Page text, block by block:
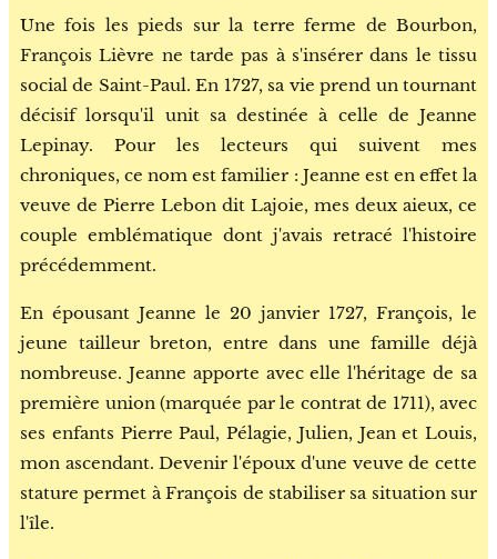
Une fois les pieds sur la terre ferme de Bourbon,
François Lièvre ne tarde pas à s'insérer dans le tissu
social de Saint-Paul. En 1727, sa vie prend un tournant
décisif lorsqu'il unit sa destinée à celle de Jeanne
Lepinay. Pour les lecteurs qui suivent mes
chroniques, ce nom est familier : Jeanne est en effet la
veuve de Pierre Lebon dit Lajoie, mes deux aieux, ce
couple emblématique dont j'avais retracé l'histoire
précédemment.
En épousant Jeanne le 20 janvier 1727, François, le
jeune tailleur breton, entre dans une famille déjà
nombreuse. Jeanne apporte avec elle l'héritage de sa
première union (marquée par le contrat de 1711), avec
ses enfants Pierre Paul, Pélagie, Julien, Jean et Louis,
mon ascendant. Devenir l'époux d'une veuve de cette
stature permet à François de stabiliser sa situation sur
l'île.